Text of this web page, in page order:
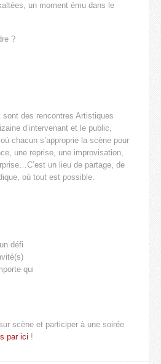
un moment ému dans le
?
sont des rencontres Artistiques
d’intervenant et le public,
chacun s’approprie la scène pour
une reprise, une improvisation,
un lieu de partage, de
où tout est possible.
défi
qui
scène et participer à une soirée
par ici !